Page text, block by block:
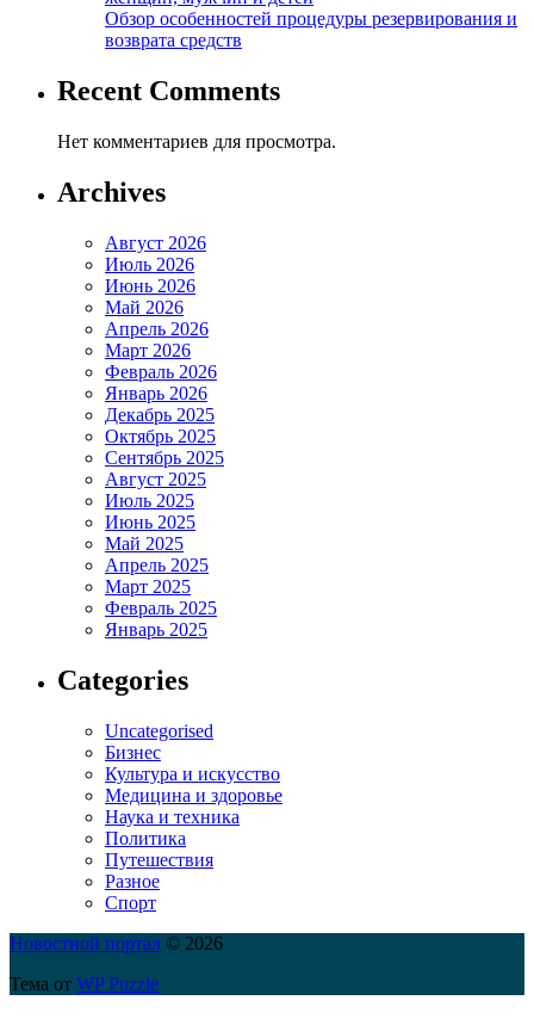
Обзор особенностей процедуры резервирования и
возврата средств
Recent Comments
Нет комментариев для просмотра.
Archives
Август 2026
Июль 2026
Июнь 2026
Май 2026
Апрель 2026
Март 2026
Февраль 2026
Январь 2026
Декабрь 2025
Октябрь 2025
Сентябрь 2025
Август 2025
Июль 2025
Июнь 2025
Май 2025
Апрель 2025
Март 2025
Февраль 2025
Январь 2025
Categories
Uncategorised
Бизнес
Культура и искусство
Медицина и здоровье
Наука и техника
Политика
Путешествия
Разное
Спорт
Новостной портал © 2026
Тема от WP Puzzle